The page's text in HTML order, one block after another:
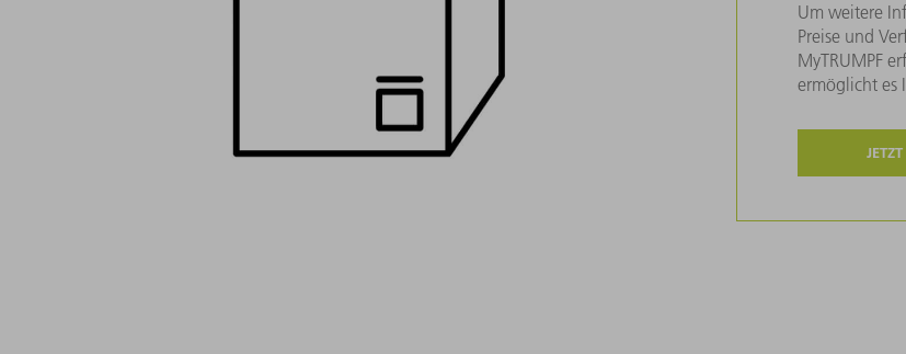
Um weitere
Preise und
MyTRUMPF
ermöglicht es